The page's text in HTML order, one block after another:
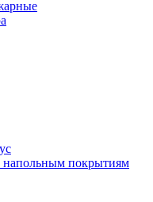
покрытиям